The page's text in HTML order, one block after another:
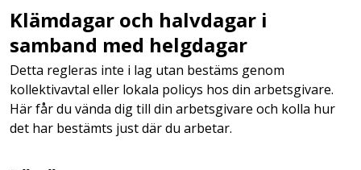
Klämdagar och halvdagar i
samband med helgdagar
Detta regleras inte i lag utan bestäms genom
kollektivavtal eller lokala policys hos din arbetsgivare.
Här får du vända dig till din arbetsgivare och kolla hur
det har bestämts just där du arbetar.